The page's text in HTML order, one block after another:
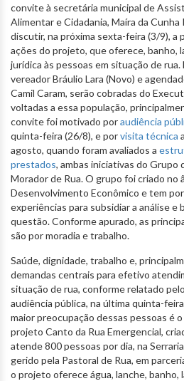
convite à secretária municipal de
Alimentar e Cidadania, Maíra da Cunha
discutir, na próxima sexta-feira (3/9), a
ações do projeto, que oferece, banho,
jurídica às pessoas em situação de
vereador Bráulio Lara (Novo) e
Camil Caram, serão cobradas do
voltadas a essa população,
convite foi motivado poraudiência
quinta-feira (26/8), e porvisita técnica
agosto, quando foram avaliados a
prestados, ambas iniciativas do Grupo
Morador de Rua. O grupo foi criado no
Desenvolvimento Econômico e tem
experiências para subsidiar a análise e
questão. Conforme apurado, as
são por moradia e trabalho.
Saúde, dignidade, trabalho e,
demandas centrais para efetivo
situação de rua, conforme relatado
audiência pública, na última quinta-
maior preocupação dessas pessoas é
projeto Canto da Rua Emergencial,
atende 800 pessoas por dia, na
gerido pela Pastoral de Rua, em
o projeto oferece água, lanche, banho,